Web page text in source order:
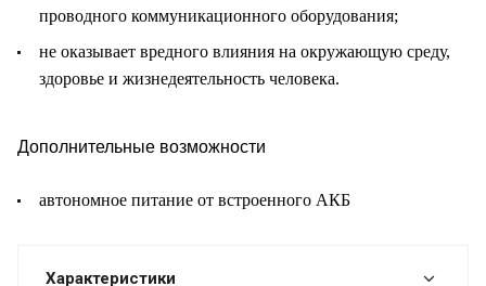
проводного коммуникационного оборудования;
не оказывает вредного влияния на окружающую среду,
здоровье и жизнедеятельность человека.
Дополнительные возможности
автономное питание от встроенного АКБ
Характеристики